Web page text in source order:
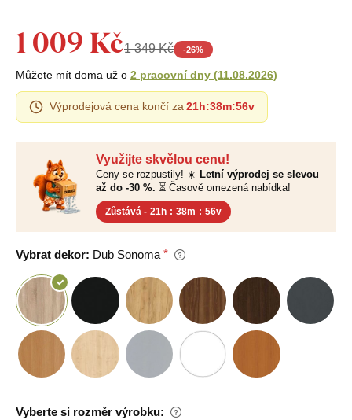
Využijte skvělou cenu!
Ceny se rozpustily! ☀️ Letní výprodej se slevou
až do -30 %. ⏳ Časově omezená nabídka!
Zůstává - 21h : 38m : 55v
Vybrat dekor: Dub Sonoma
Vyberte si rozměr výrobku:
1 009 Kč1 349 Kč -26%
Můžete mít doma už o 2 pracovní dny (11.08.2026)
Výprodejová cena končí za 21h:38m:55v